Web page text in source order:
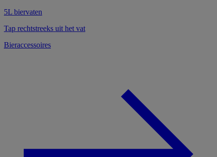
5L biervaten
Tap rechtstreeks uit het vat
Bieraccessoires